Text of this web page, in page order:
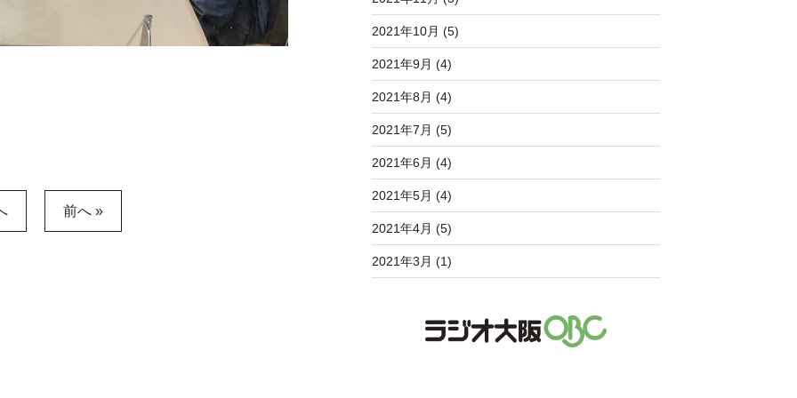
前へ »
2021年10月 (5)
2021年9月 (4)
2021年8月 (4)
2021年7月 (5)
2021年6月 (4)
2021年5月 (4)
2021年4月 (5)
2021年3月 (1)